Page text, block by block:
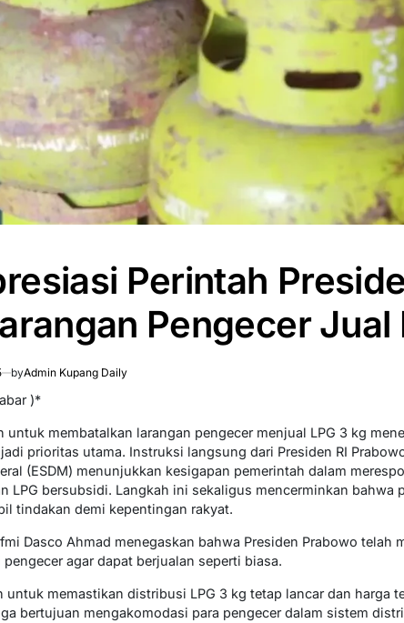
Perintah
Pengecer Jual
byAdmin Kupang Daily
)*
untuk membatalkan larangan pengecer menjual LPG 3 kg
prioritas utama. Instruksi langsung dari Presiden RI
(ESDM) menunjukkan kesigapan pemerintah dalam
LPG bersubsidi. Langkah ini sekaligus mencerminkan bahwa
tindakan demi kepentingan rakyat.
Dasco Ahmad menegaskan bahwa Presiden Prabowo telah
agar dapat berjualan seperti biasa.
untuk memastikan distribusi LPG 3 kg tetap lancar dan harga
bertujuan mengakomodasi para pengecer dalam sistem